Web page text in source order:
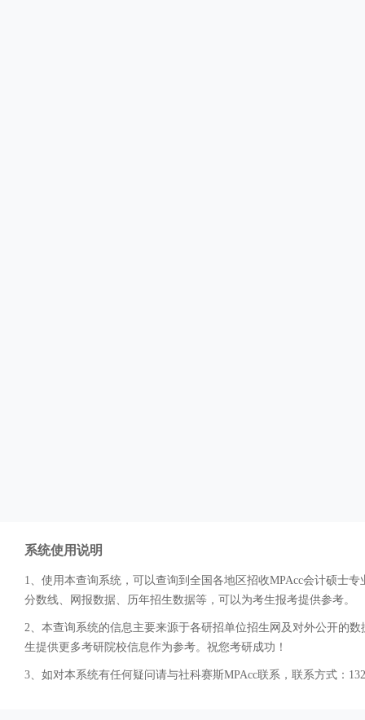
系统使用说明
1、使用本查询系统，可以查询到全国各地区招收MPAcc会计硕士
分数线、网报数据、历年招生数据等，可以为考生报考提供参考。
2、本查询系统的信息主要来源于各研招单位招生网及对外公开的
生提供更多考研院校信息作为参考。祝您考研成功！
3、如对本系统有任何疑问请与社科赛斯MPAcc联系，联系方式：